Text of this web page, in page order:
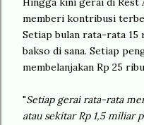
memberi kontribusi
Setiap bulan rata-rata
bakso di sana. Setiap
membelanjakan Rp 25
"Setiap gerai rata-rata
atau sekitar Rp 1,5 miliar